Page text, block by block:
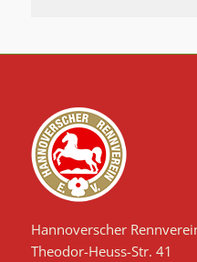
Hannoverscher
Theodor-Heuss-Str. 41